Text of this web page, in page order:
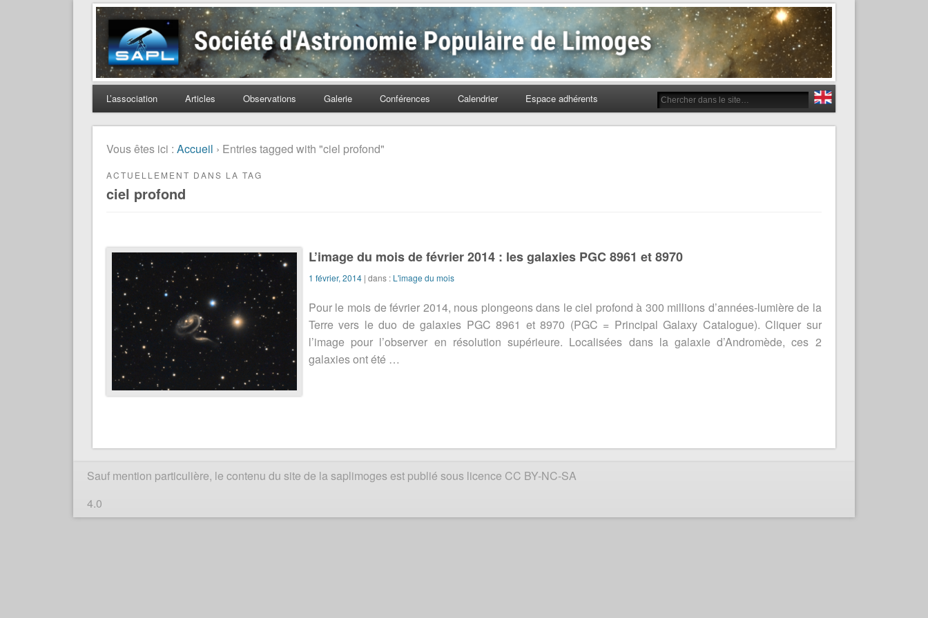
Société d'Astronomie Populaire de Limoges
L’association Articles Observations Galerie Conférences Calendrier Espace adhérents
Vous êtes ici : Accueil › Entries tagged with "ciel profond"
ACTUELLEMENT DANS LA TAG
ciel profond
L’image du mois de février 2014 : les galaxies PGC 8961 et 8970
1 février, 2014| dans : L'image du mois
Pour le mois de février 2014, nous plongeons dans le ciel profond à 300 millions d’années-lumière de la
Terre vers le duo de galaxies PGC 8961 et 8970 (PGC = Principal Galaxy Catalogue). Cliquer sur
l’image pour l’observer en résolution supérieure. Localisées dans la galaxie d’Andromède, ces 2
galaxies ont été …
Sauf mention particulière, le contenu du site de la saplimoges est publié sous licence CC BY-NC-SA
4.0